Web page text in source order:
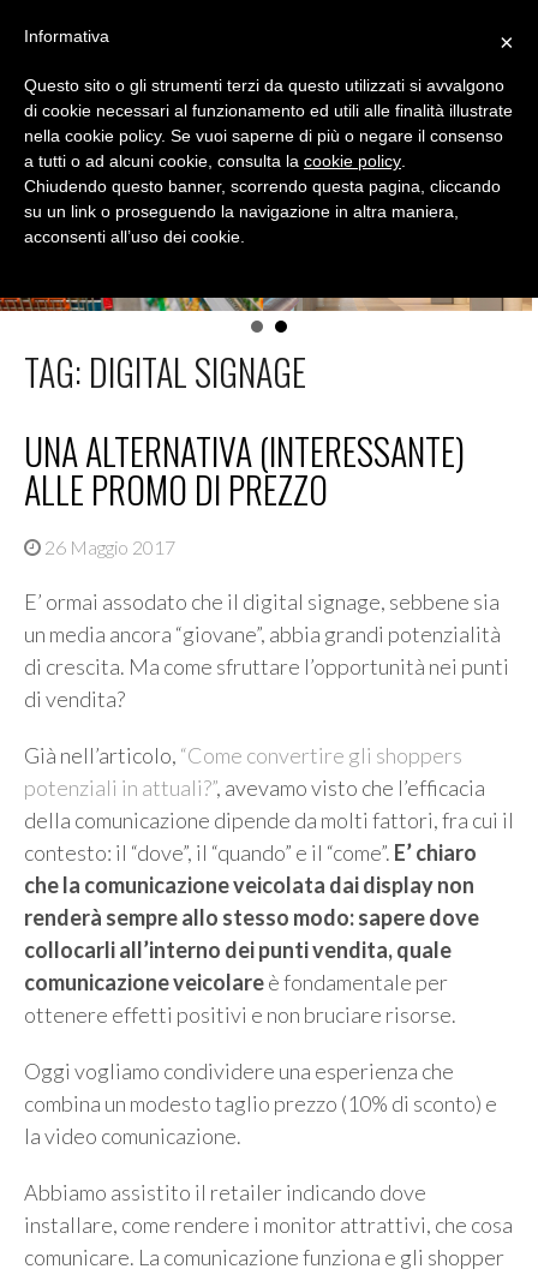
content
DIALOGICA
Conoscere lo shopper per migliorare le vendite
TAG: DIGITAL SIGNAGE
UNA ALTERNATIVA (INTERESSANTE)
ALLE PROMO DI PREZZO
26 Maggio 2017
E’ ormai assodato che il digital signage, sebbene sia
un media ancora “giovane”, abbia grandi potenzialità
di crescita. Ma come sfruttare l’opportunità nei punti
di vendita?
Già nell’articolo, “Come convertire gli shoppers
potenziali in attuali?”, avevamo visto che l’efficacia
della comunicazione dipende da molti fattori, fra cui il
contesto: il “dove”, il “quando” e il “come”. E’ chiaro
che la comunicazione veicolata dai display non
renderà sempre allo stesso modo:sapere dove
collocarli all’interno dei punti vendita, quale
comunicazione veicolareè fondamentale per
ottenere effetti positivi e non bruciare risorse.
Oggi vogliamo condividere una esperienza che
combina un modesto taglio prezzo (10% di sconto) e
la video comunicazione.
Abbiamo assistito il retailer indicando dove
installare, come rendere i monitor attrattivi, che cosa
comunicare. La comunicazione funziona e gli shopper
×
Informativa
Questo sito o gli strumenti terzi da questo utilizzati si avvalgono
di cookie necessari al funzionamento ed utili alle finalità illustrate
nella cookie policy. Se vuoi saperne di più o negare il consenso
a tutti o ad alcuni cookie, consulta la cookie policy
Chiudendo questo banner, scorrendo questa pagina, cliccando
su un link o proseguendo la navigazione in altra maniera,
acconsenti all’uso dei cookie.